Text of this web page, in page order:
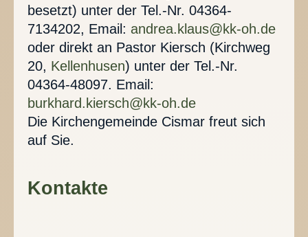
besetzt) unter der Tel.-Nr. 04364-
7134202, Email: andrea.klaus@kk-oh.de
oder direkt an Pastor Kiersch (Kirchweg
20, Kellenhusen) unter der Tel.-Nr.
04364-48097. Email:
burkhard.kiersch@kk-oh.de
Die Kirchengemeinde Cismar freut sich
auf Sie.
Kontakte